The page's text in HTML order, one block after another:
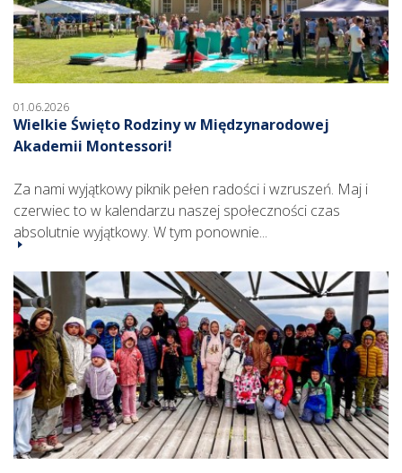
01.06.2026
Wielkie Święto Rodziny w Międzynarodowej
Akademii Montessori!
Za nami wyjątkowy piknik pełen radości i wzruszeń. Maj i
czerwiec to w kalendarzu naszej społeczności czas
absolutnie wyjątkowy. W tym ponownie...